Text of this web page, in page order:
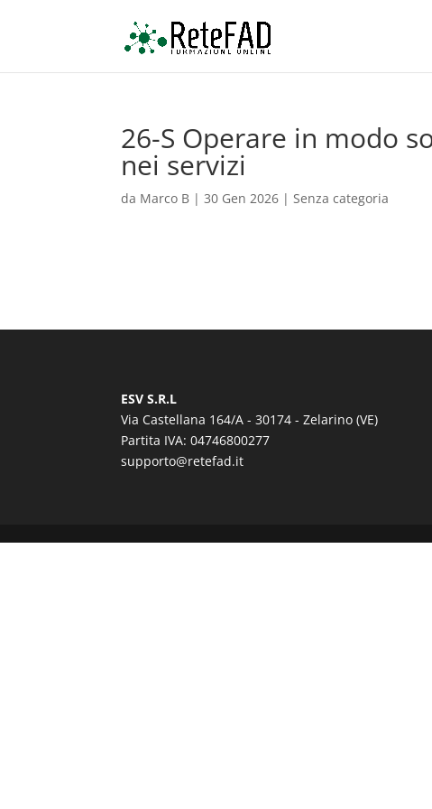
26-S Operare in modo
nei servizi
da Marco B |30 Gen 2026 | Senza categoria
ESV S.R.L
Via Castellana 164/A - 30174 - Zelarino (VE)
Partita IVA: 04746800277
supporto@retefad.it